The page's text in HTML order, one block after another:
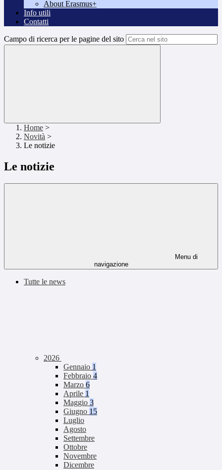
About Erasmus+
Info utili
Contatti
Campo di ricerca per le pagine del sito
Home >
Novità >
Le notizie
Le notizie
Menu di
navigazione
Tutte le news
2026
Gennaio 1
Febbraio 4
Marzo 6
Aprile 1
Maggio 3
Giugno 15
Luglio
Agosto
Settembre
Ottobre
Novembre
Dicembre